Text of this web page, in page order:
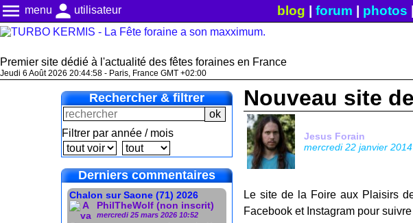
menu menu person utilisateur blog forum photos
Premier site dédié à l'actualité des fêtes foraines en France
Jeudi 6 Août 2026 20:44:58 - Paris, France GMT +02:00
Rechercher & filtrer
Filtrer par année / mois
Derniers commentaires
Chalon sur Saone (71) 2026
PhilTheWolf (non inscrit)
mercredi 25 mars 2026 10:52
Nouveau site
Jesus Forain
mercredi 22 janvier
Le site de la Foire aux Plaisirs
Facebook et Instagram pour